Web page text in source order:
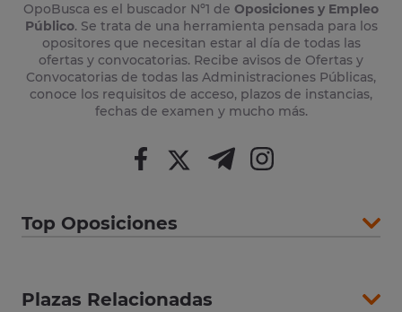
OpoBusca es el buscador Nº1 de Oposiciones y Empleo
Público. Se trata de una herramienta pensada para los
opositores que necesitan estar al día de todas las
ofertas y convocatorias. Recibe avisos de Ofertas y
Convocatorias de todas las Administraciones Públicas,
conoce los requisitos de acceso, plazos de instancias,
fechas de examen y mucho más.
Top Oposiciones
Plazas Relacionadas